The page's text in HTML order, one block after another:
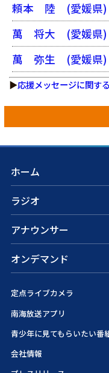
頼本 陸 (愛媛県)
萬 将大 (愛媛県)
萬 弥生 (愛媛県)
▶応援メッセージに関す
ホーム
ラジオ
アナウンサー
オンデマンド
定点ライブカメラ
南海放送アプリ
青少年に見てもらいたい番
会社情報